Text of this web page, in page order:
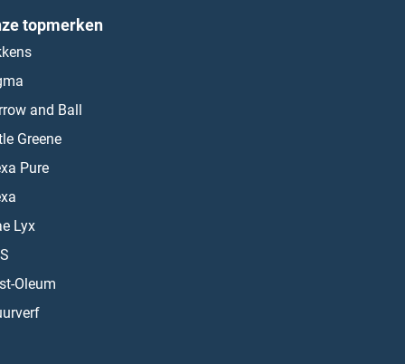
topmerken
and Ball
Greene
Pure
Lyx
Oleum